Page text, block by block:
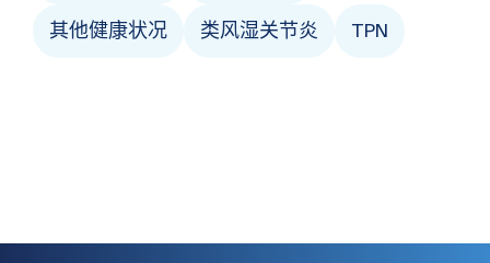
其他健康状况 类风湿关节炎 TPN